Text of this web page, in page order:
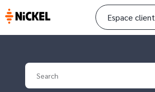
Espace client
Your search